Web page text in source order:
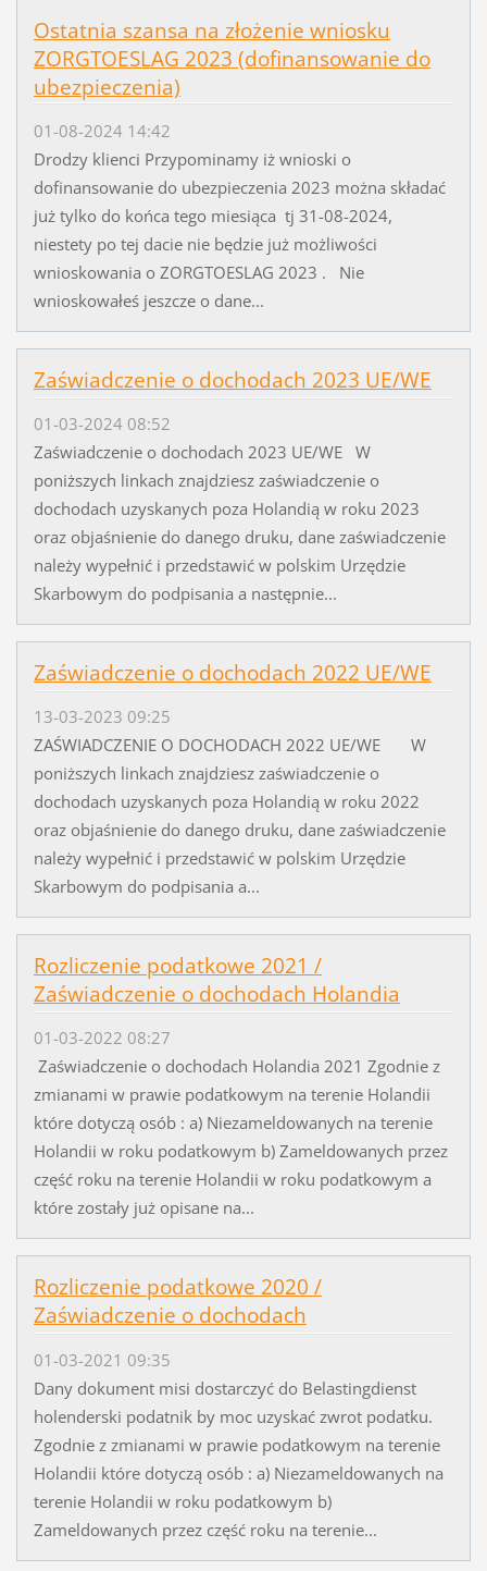
Ostatnia szansa na złożenie wniosku
ZORGTOESLAG 2023 (dofinansowanie do
ubezpieczenia)
01-08-2024 14:42
Drodzy klienci Przypominamy iż wnioski o
dofinansowanie do ubezpieczenia 2023 można składać
już tylko do końca tego miesiąca tj 31-08-2024,
niestety po tej dacie nie będzie już możliwości
wnioskowania o ZORGTOESLAG 2023 . Nie
wnioskowałeś jeszcze o dane...
Zaświadczenie o dochodach 2023 UE/WE
01-03-2024 08:52
Zaświadczenie o dochodach 2023 UE/WE W
poniższych linkach znajdziesz zaświadczenie o
dochodach uzyskanych poza Holandią w roku 2023
oraz objaśnienie do danego druku, dane zaświadczenie
należy wypełnić i przedstawić w polskim Urzędzie
Skarbowym do podpisania a następnie...
Zaświadczenie o dochodach 2022 UE/WE
13-03-2023 09:25
ZAŚWIADCZENIE O DOCHODACH 2022 UE/WE W
poniższych linkach znajdziesz zaświadczenie o
dochodach uzyskanych poza Holandią w roku 2022
oraz objaśnienie do danego druku, dane zaświadczenie
należy wypełnić i przedstawić w polskim Urzędzie
Skarbowym do podpisania a...
Rozliczenie podatkowe 2021 /
Zaświadczenie o dochodach Holandia
01-03-2022 08:27
Zaświadczenie o dochodach Holandia 2021 Zgodnie z
zmianami w prawie podatkowym na terenie Holandii
które dotyczą osób : a) Niezameldowanych na terenie
Holandii w roku podatkowym b) Zameldowanych przez
część roku na terenie Holandii w roku podatkowym a
które zostały już opisane na...
Rozliczenie podatkowe 2020 /
Zaświadczenie o dochodach
01-03-2021 09:35
Dany dokument misi dostarczyć do Belastingdienst
holenderski podatnik by moc uzyskać zwrot podatku.
Zgodnie z zmianami w prawie podatkowym na terenie
Holandii które dotyczą osób : a) Niezameldowanych na
terenie Holandii w roku podatkowym b)
Zameldowanych przez część roku na terenie...